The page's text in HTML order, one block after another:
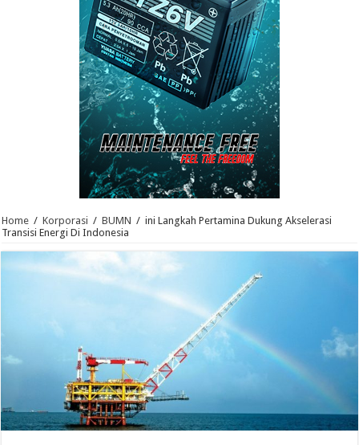
Home / Korporasi / BUMN / ini Langkah Pertamina Dukung Akselerasi
Transisi Energi Di Indonesia